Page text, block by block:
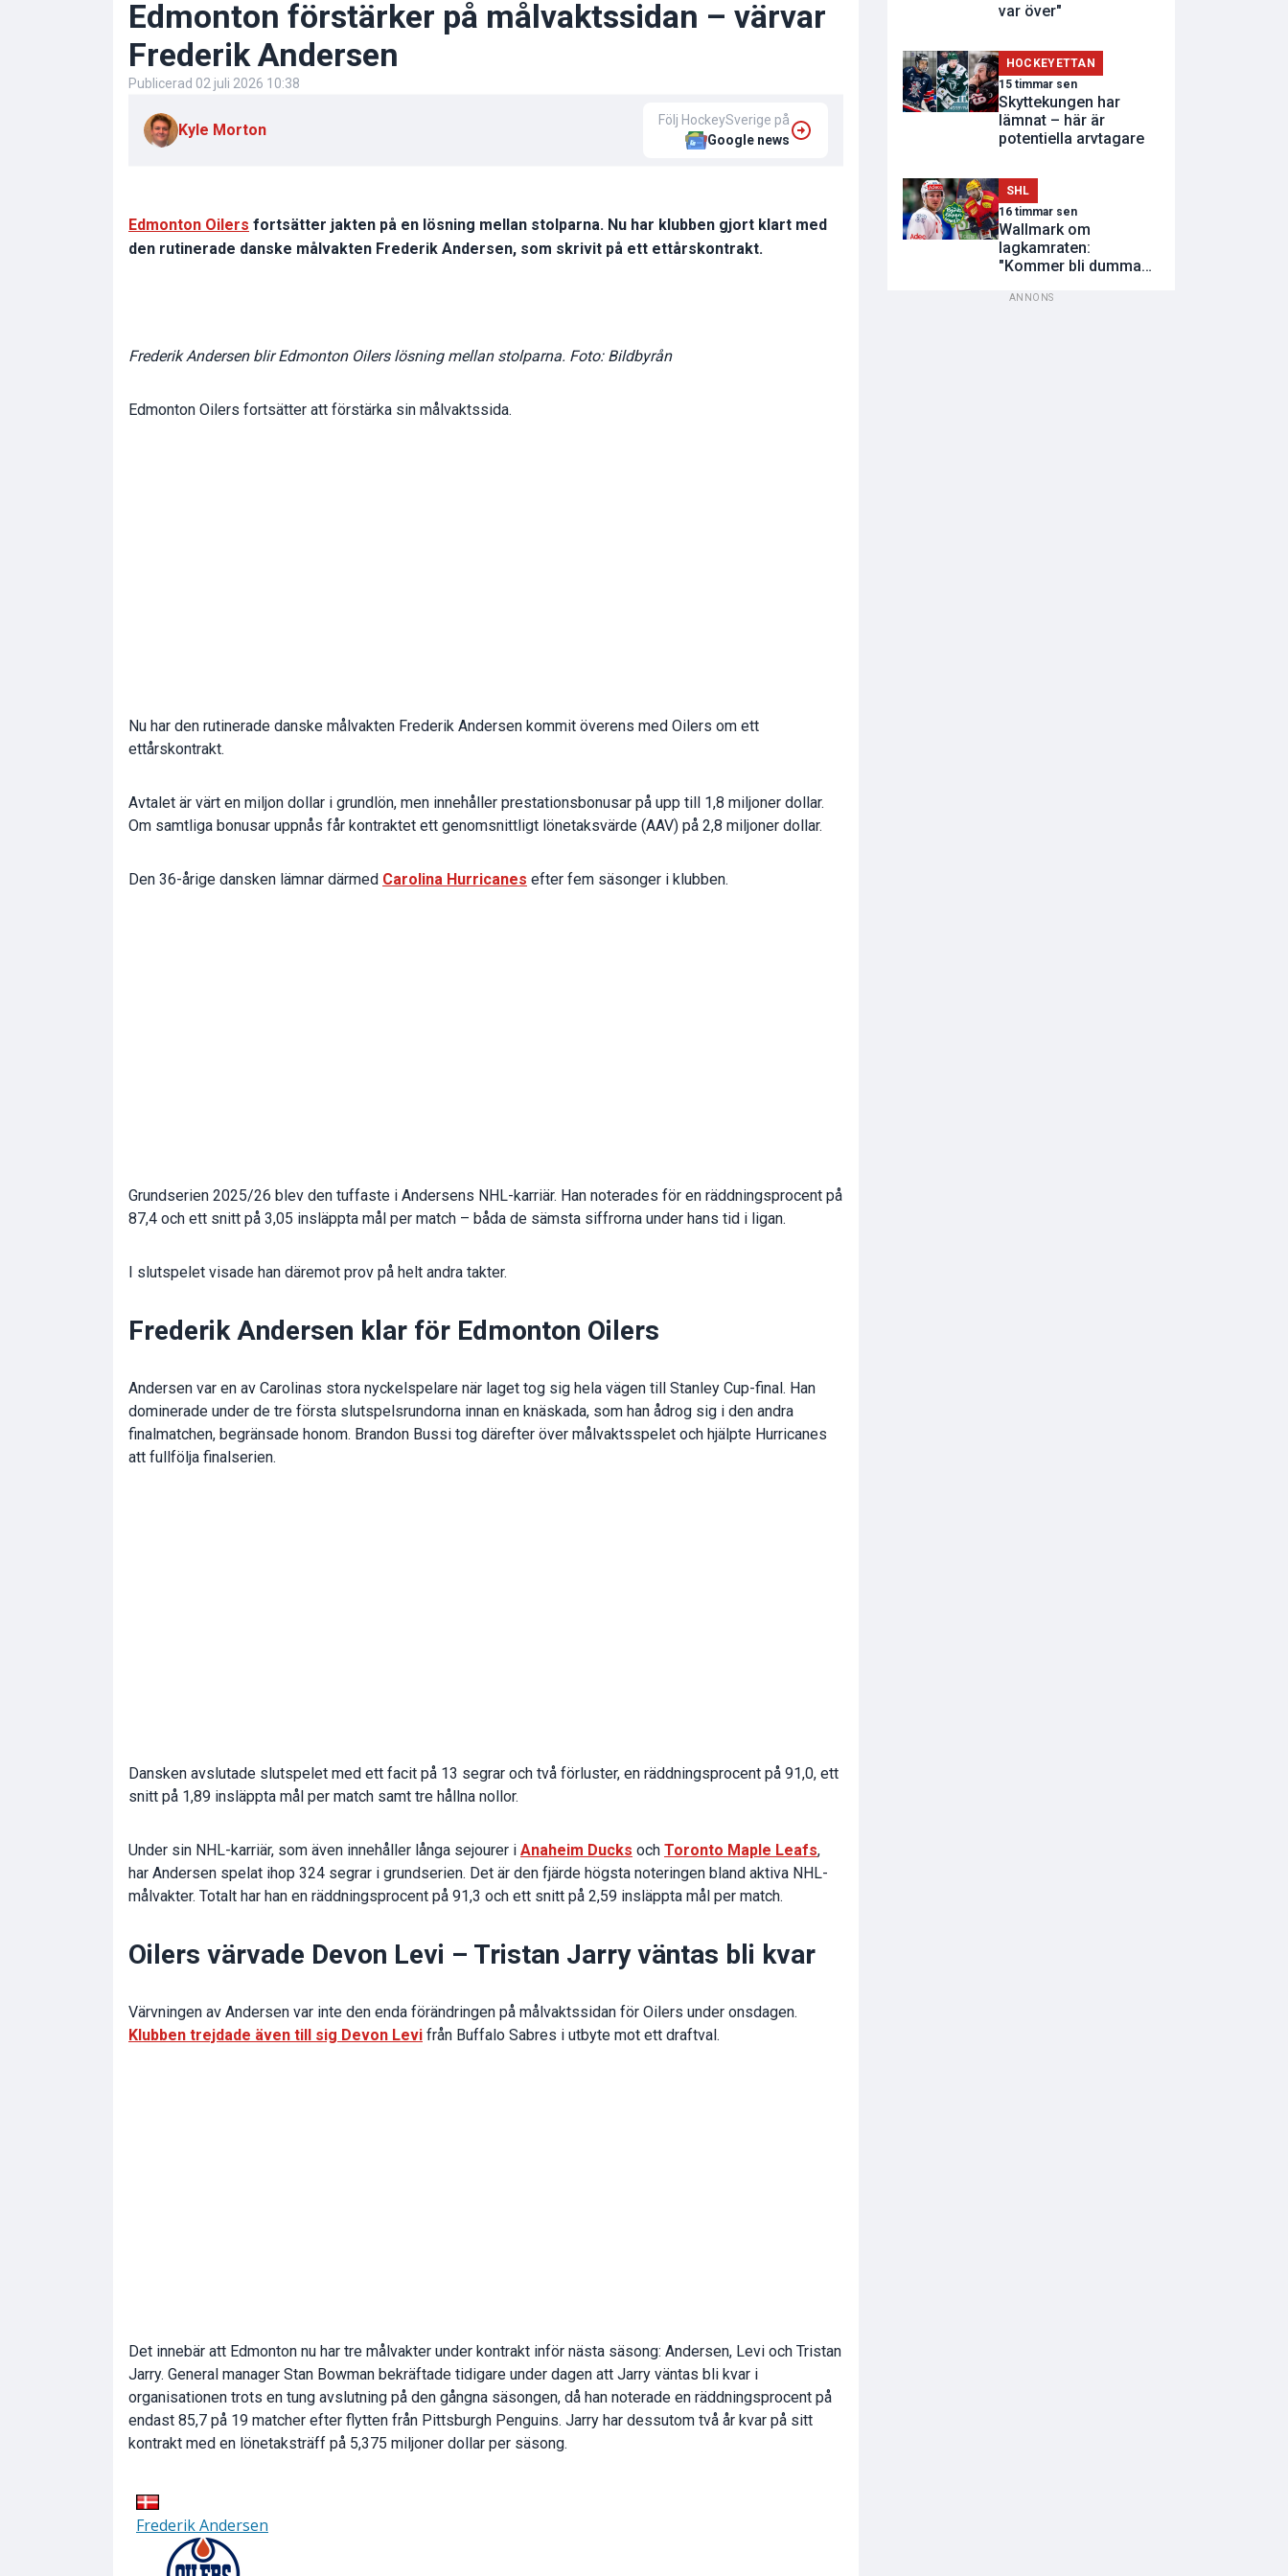
Edmonton förstärker på målvaktssidan – värvar
Frederik Andersen
Publicerad 02 juli 2026 10:38
Kyle Morton
Följ HockeySverige på
Google news
Edmonton Oilers fortsätter jakten på en lösning mellan stolparna. Nu har klubben gjort klart med
den rutinerade danske målvakten Frederik Andersen, som skrivit på ett ettårskontrakt.
Frederik Andersen blir Edmonton Oilers lösning mellan stolparna. Foto: Bildbyrån
Edmonton Oilers fortsätter att förstärka sin målvaktssida.
Nu har den rutinerade danske målvakten Frederik Andersen kommit överens med Oilers om ett
ettårskontrakt.
Avtalet är värt en miljon dollar i grundlön, men innehåller prestationsbonusar på upp till 1,8 miljoner dollar.
Om samtliga bonusar uppnås får kontraktet ett genomsnittligt lönetaksvärde (AAV) på 2,8 miljoner dollar.
Den 36-årige dansken lämnar därmed Carolina Hurricanes efter fem säsonger i klubben.
Grundserien 2025/26 blev den tuffaste i Andersens NHL-karriär. Han noterades för en räddningsprocent på
87,4 och ett snitt på 3,05 insläppta mål per match – båda de sämsta siffrorna under hans tid i ligan.
I slutspelet visade han däremot prov på helt andra takter.
Frederik Andersen klar för Edmonton Oilers
Andersen var en av Carolinas stora nyckelspelare när laget tog sig hela vägen till Stanley Cup-final. Han
dominerade under de tre första slutspelsrundorna innan en knäskada, som han ådrog sig i den andra
finalmatchen, begränsade honom. Brandon Bussi tog därefter över målvaktsspelet och hjälpte Hurricanes
att fullfölja finalserien.
Dansken avslutade slutspelet med ett facit på 13 segrar och två förluster, en räddningsprocent på 91,0, ett
snitt på 1,89 insläppta mål per match samt tre hållna nollor.
Under sin NHL-karriär, som även innehåller långa sejourer i Anaheim Ducks och Toronto Maple Leafs,
har Andersen spelat ihop 324 segrar i grundserien. Det är den fjärde högsta noteringen bland aktiva NHL-
målvakter. Totalt har han en räddningsprocent på 91,3 och ett snitt på 2,59 insläppta mål per match.
Oilers värvade Devon Levi – Tristan Jarry väntas bli kvar
Värvningen av Andersen var inte den enda förändringen på målvaktssidan för Oilers under onsdagen.
Klubben trejdade även till sig Devon Levi från Buffalo Sabres i utbyte mot ett draftval.
Det innebär att Edmonton nu har tre målvakter under kontrakt inför nästa säsong: Andersen, Levi och Tristan
Jarry. General manager Stan Bowman bekräftade tidigare under dagen att Jarry väntas bli kvar i
organisationen trots en tung avslutning på den gångna säsongen, då han noterade en räddningsprocent på
endast 85,7 på 19 matcher efter flytten från Pittsburgh Penguins. Jarry har dessutom två år kvar på sitt
kontrakt med en lönetaksträff på 5,375 miljoner dollar per säsong.
var över"
HOCKEYETTAN
15 timmar sen
Skyttekungen har
lämnat – här är
potentiella arvtagare
SHL
16 timmar sen
Wallmark om
lagkamraten:
"Kommer bli dumma
ANNONS